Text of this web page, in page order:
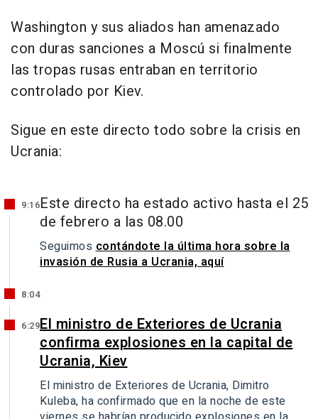
Washington y sus aliados han amenazado
con duras sanciones a Moscú si finalmente
las tropas rusas entraban en territorio
controlado por Kiev.
Sigue en este directo todo sobre la crisis en
Ucrania:
9:16Este directo ha estado activo hasta el 25
de febrero a las 08.00
Seguimoscontándote la última hora sobre la
invasión de Rusia a Ucrania, aquí
8:04
6:29El ministro de Exteriores de Ucrania
confirma explosiones en la capital de
Ucrania, Kiev
El ministro de Exteriores de Ucrania, Dimitro
Kuleba, ha confirmado que en la noche de este